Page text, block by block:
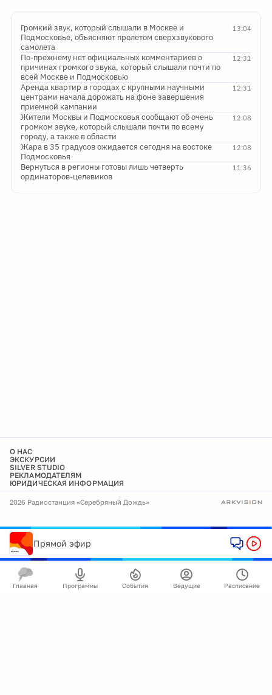
13:04
Громкий звук, который слышали в Москве и
Подмосковье, объясняют пролетом сверхзвукового
самолета
12:31
По-прежнему нет официальных комментариев о
причинах громкого звука, который слышали почти по
всей Москве и Подмосковью
12:31
Аренда квартир в городах с крупными научными
центрами начала дорожать на фоне завершения
приемной кампании
12:08
Жители Москвы и Подмосковья сообщают об очень
громком звуке, который слышали почти по всему
городу, а также в области
12:08
Жара в 35 градусов ожидается сегодня на востоке
Подмосковья
11:36
Вернуться в регионы готовы лишь четверть
ординаторов-целевиков
О НАС
ЭКСКУРСИИ
SILVER STUDIO
РЕКЛАМОДАТЕЛЯМ
ЮРИДИЧЕСКАЯ ИНФОРМАЦИЯ
2026 Радиостанция «Серебряный Дождь»
Прямой эфир
Главная Программы События Ведущие Расписание